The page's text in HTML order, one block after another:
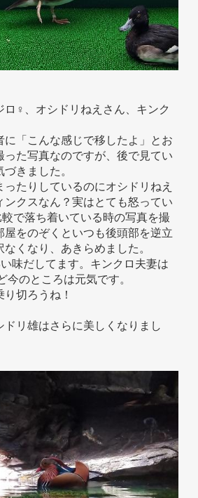
ロ♀、オシドリねえさん、キンク
に「こんな感じで移したよ」とお
った写真なのですが、後で見てい
きました。
たりしているのにオシドリねえ
ンクスなん？実はとても怒ってい
で落ち着いている時の写真を撮
屋をのぞくといつも後頭部を逆立
くなり、あきらめました。
味だしてます。キンクロ夫妻は
のところは元気です。
切ろうね！
ドリ雄はさらに美しくなりまし
お問い合わせ